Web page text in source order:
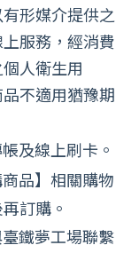
形媒介提供之
服務，經消費
人衛生用
不適用猶豫期
及線上刷卡。
品】相關購物
訂購。
鐵夢工場聯繫